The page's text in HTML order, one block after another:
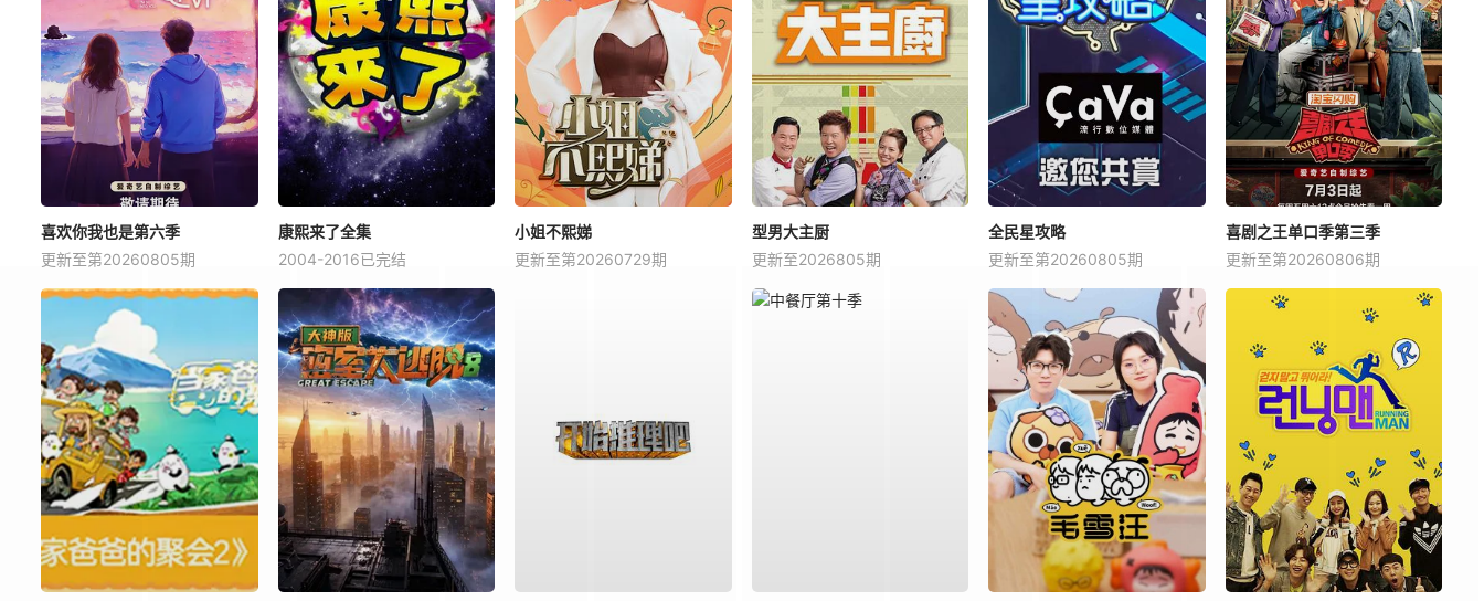
喜欢你我也是第六季
更新至第20260805期
康熙来了全集
2004-2016已完结
小姐不熙娣
更新至第20260729期
型男大主厨
更新至2026805期
全民星攻略
更新至第20260805期
喜剧之王单口季第三季
更新至第20260806期